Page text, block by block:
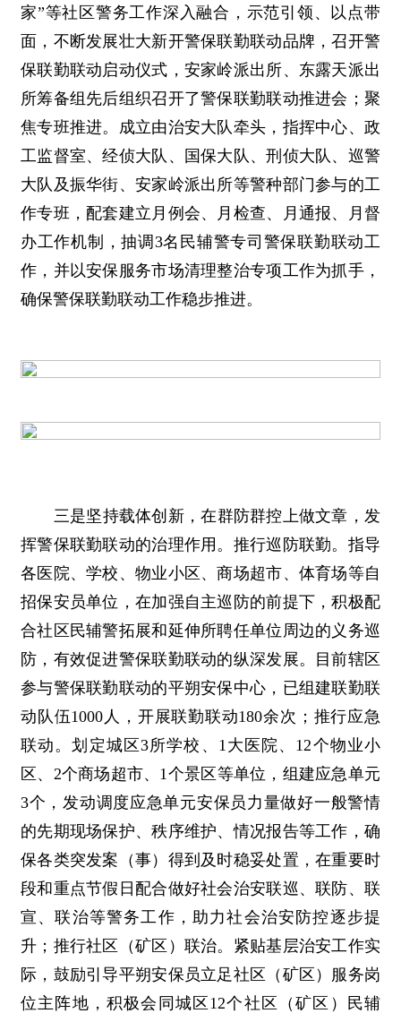
家”等社区警务工作深入融合，示范引领、以点带
面，不断发展壮大新开警保联勤联动品牌，召开警
保联勤联动启动仪式，安家岭派出所、东露天派出
所筹备组先后组织召开了警保联勤联动推进会；聚
焦专班推进。成立由治安大队牵头，指挥中心、政
工监督室、经侦大队、国保大队、刑侦大队、巡警
大队及振华街、安家岭派出所等警种部门参与的工
作专班，配套建立月例会、月检查、月通报、月督
办工作机制，抽调3名民辅警专司警保联勤联动工
作，并以安保服务市场清理整治专项工作为抓手，
确保警保联勤联动工作稳步推进。
三是坚持载体创新，在群防群控上做文章，发
挥警保联勤联动的治理作用。推行巡防联勤。指导
各医院、学校、物业小区、商场超市、体育场等自
招保安员单位，在加强自主巡防的前提下，积极配
合社区民辅警拓展和延伸所聘任单位周边的义务巡
防，有效促进警保联勤联动的纵深发展。目前辖区
参与警保联勤联动的平朔安保中心，已组建联勤联
动队伍1000人，开展联勤联动180余次；推行应急
联动。划定城区3所学校、1大医院、12个物业小
区、2个商场超市、1个景区等单位，组建应急单元
3个，发动调度应急单元安保员力量做好一般警情
的先期现场保护、秩序维护、情况报告等工作，确
保各类突发案（事）得到及时稳妥处置，在重要时
段和重点节假日配合做好社会治安联巡、联防、联
宣、联治等警务工作，助力社会治安防控逐步提
升；推行社区（矿区）联治。紧贴基层治安工作实
际，鼓励引导平朔安保员立足社区（矿区）服务岗
位主阵地，积极会同城区12个社区（矿区）民辅